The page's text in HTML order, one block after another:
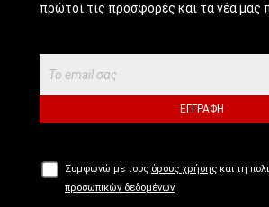
πρώτοι τις προσφορές και τα νέα μας
ΕΓΓΡΑΦΉ
Συμφωνώ με τους όρους χρήσης και τη
προσωπικών δεδομένων